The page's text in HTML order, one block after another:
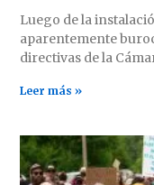
Luego de la
aparentemente
directivas de la
Leer más »